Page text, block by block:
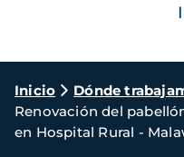
Ruta
de
navegación
Inicio Dónde
Renovación del
en Hospital Rural -